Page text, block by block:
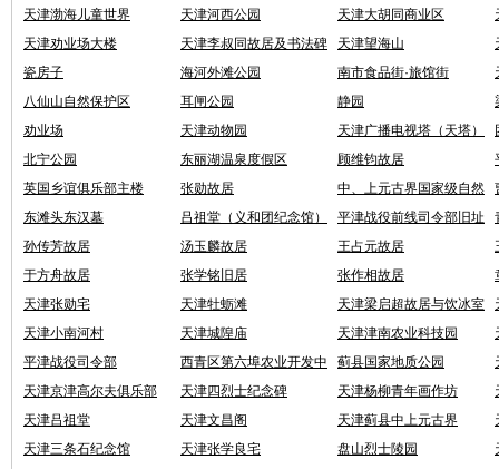
天津渤海儿童世界
天津河西公园 天津大胡同商业区
天津劝业场大楼
天津李叔同故居及书法碑
林
天津望海山
瓷房子
海河外滩公园 南市食品街·旅馆街
八仙山自然保护区 耳闸公园 静园
劝业场
天津动物园 天津广播电视塔（天塔）
北宁公园
东丽湖温泉度假区 顾维钧故居
英国乡谊俱乐部主楼 张勋故居
中、上元古界国家级自然
保护区
东滩头东汉墓
吕祖堂（义和团纪念馆） 平津战役前线司令部旧址
孙传芳故居
汤玉麟故居 王占元故居
于方舟故居
张学铭旧居 张作相故居
天津张勋宅
天津牡蛎滩 天津梁启超故居与饮冰室
天津小南河村
天津城隍庙 天津津南农业科技园
平津战役司令部
西青区第六埠农业开发中
心
蓟县国家地质公园
天津京津高尔夫俱乐部
天津四烈士纪念碑 天津杨柳青年画作坊
天津吕祖堂
天津文昌阁 天津蓟县中上元古界
天津三条石纪念馆 天津张学良宅 盘山烈士陵园